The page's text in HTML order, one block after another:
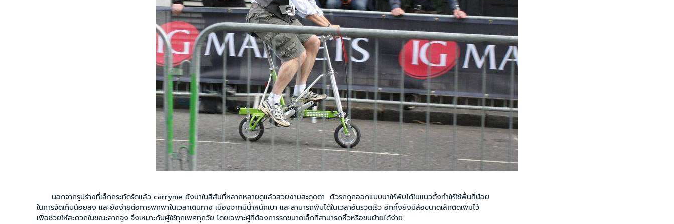
นอกจากรูปร่างที่เล็กกระทัดรัดแล้ว carryme ยังมาในสีสันที่หลากหลายดูแล้วสวยงามสะดุดตา ตัวรถถูกออกแบบมาให้พับได้ในแนวตั้งทำให้ใช้พื้นที่น้อย
ในการจัดเก็บน้อยลง และยังง่ายต่อการพกพาในเวลาเดินทาง เนื่องจากมีน้ำหนักเบา และสามารถพับได้ในเวลาอันรวดเร็ว อีกทั้งยังมีล้อขนาดเล็กติดเพิ่มไว้
เพื่อช่วยให้สะดวกในขณะลากจูง จึงเหมาะกับผู้ใช้ทุกเพศทุกวัย โดยเฉพาะผู้ที่ต้องการรถขนาดเล็กที่สามารถหิ้วหรือขนย้ายได้ง่าย